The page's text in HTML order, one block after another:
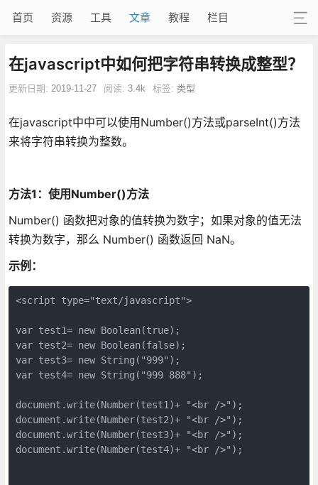
首页 资源 工具 文章 教程 栏目
在javascript中如何把字符串转换成整型？
更新日期: 2019-11-27 阅读: 3.4k 标签: 类型
在javascript中中可以使用Number()方法或parseInt()方法
来将字符串转换为整数。
方法1：使用Number()方法
Number() 函数把对象的值转换为数字；如果对象的值无法
转换为数字，那么 Number() 函数返回 NaN。
示例：
<script type="text/javascript">
var test1= new Boolean(true);
var test2= new Boolean(false);
var test3= new String("999");
var test4= new String("999 888");
document.write(Number(test1)+ "<br />");
document.write(Number(test2)+ "<br />");
document.write(Number(test3)+ "<br />");
document.write(Number(test4)+ "<br />");